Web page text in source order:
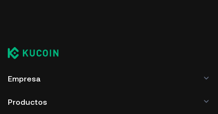
Empresa
Productos